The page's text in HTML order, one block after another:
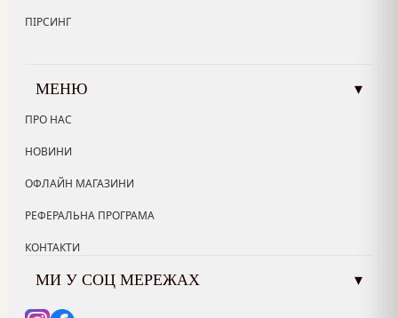
ПІРСИНГ
МЕНЮ ▾
ПРО НАС
НОВИНИ
ОФЛАЙН МАГАЗИНИ
РЕФЕРАЛЬНА ПРОГРАМА
КОНТАКТИ
МИ У СОЦ МЕРЕЖАХ ▾